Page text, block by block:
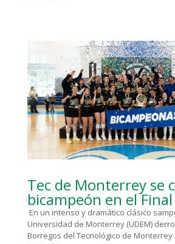
Tec de Monterrey se
bicampeón en el
En un intenso y dramático clásico
Universidad de Monterrey (UDEM)
Borregos del Tecnológico de Monterrey